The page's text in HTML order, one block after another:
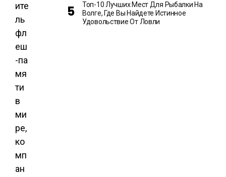
ите
ль
фл
еш
-па
мя
ти
в
ми
ре,
ко
мп
ан
Топ-10 Лучших Мест Для Рыбалки На
Волге, Где Вы Найдете Истинное
Удовольствие От Ловли